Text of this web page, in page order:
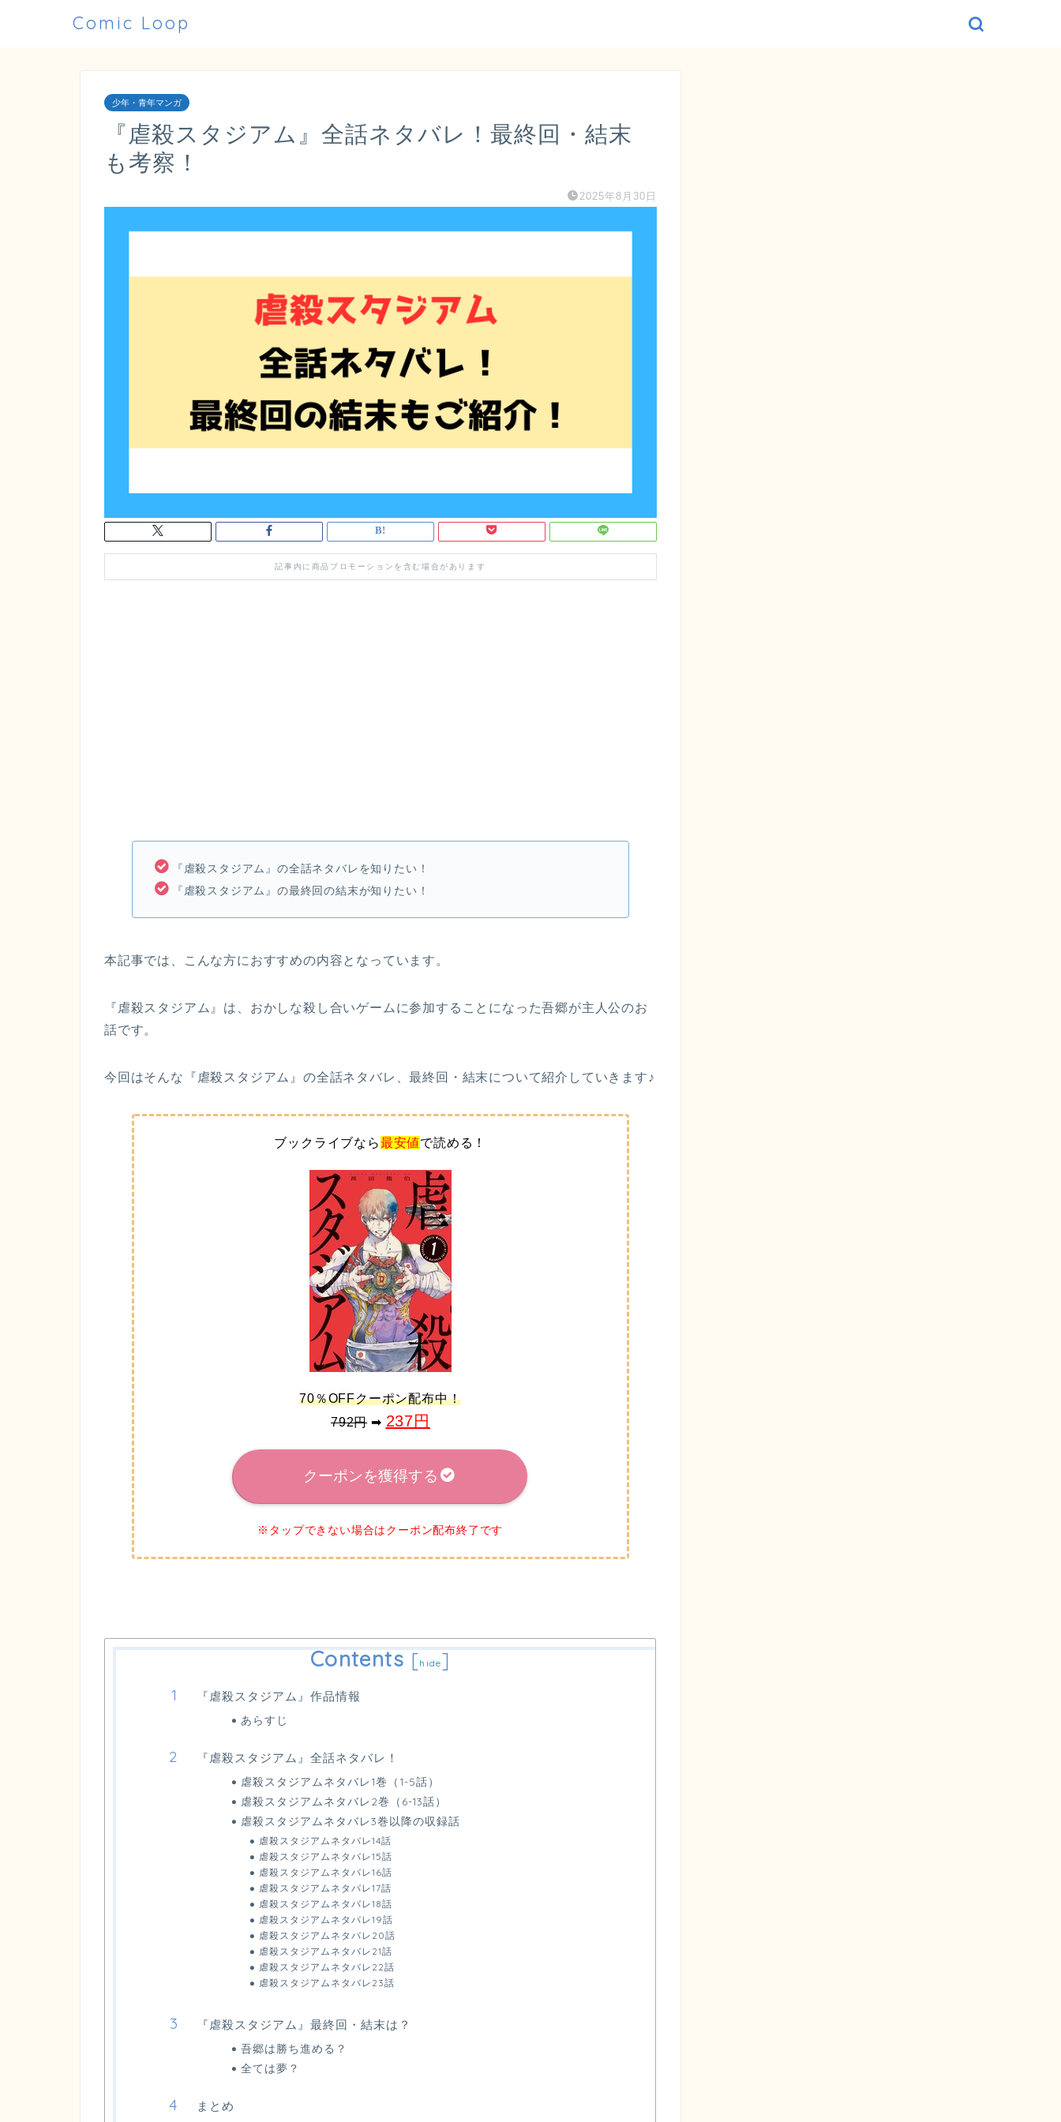
Comic Loop
少年・青年マンガ
『虐殺スタジアム』全話ネタバレ！最終回・結末
も考察！
2025年8月30日
記事内に商品プロモーションを含む場合があります
『虐殺スタジアム』の全話ネタバレを知りたい！
『虐殺スタジアム』の最終回の結末が知りたい！
本記事では、こんな方におすすめの内容となっています。
『虐殺スタジアム』は、おかしな殺し合いゲームに参加することになった吾郷が主人公のお
話です。
今回はそんな『虐殺スタジアム』の全話ネタバレ、最終回・結末について紹介していきます♪
ブックライブなら最安値で読める！
70％OFFクーポン配布中！
792円➡ 237円
クーポンを獲得する
※タップできない場合はクーポン配布終了です
Contents [hide]
『虐殺スタジアム』作品情報
あらすじ
『虐殺スタジアム』全話ネタバレ！
虐殺スタジアムネタバレ1巻（1-5話）
虐殺スタジアムネタバレ2巻（6-13話）
虐殺スタジアムネタバレ3巻以降の収録話
虐殺スタジアムネタバレ14話
虐殺スタジアムネタバレ15話
虐殺スタジアムネタバレ16話
虐殺スタジアムネタバレ17話
虐殺スタジアムネタバレ18話
虐殺スタジアムネタバレ19話
虐殺スタジアムネタバレ20話
虐殺スタジアムネタバレ21話
虐殺スタジアムネタバレ22話
虐殺スタジアムネタバレ23話
『虐殺スタジアム』最終回・結末は？
吾郷は勝ち進める？
全ては夢？
まとめ